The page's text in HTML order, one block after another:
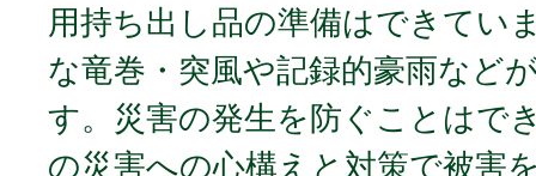
用持ち出し品の準備はできてい
な竜巻・突風や記録的豪雨など
す。災害の発生を防ぐことはで
の災害への心構えと対策で被害